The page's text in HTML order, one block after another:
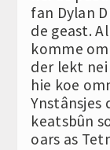
fan Dylan
de geast.
komme
der lekt
hie koe
Ynstânsjes
keatsbûn
oars as